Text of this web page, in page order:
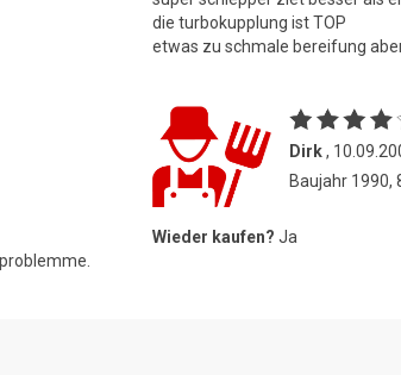
die turbokupplung ist TOP
etwas zu schmale bereifung
Dirk,
Baujahr 1990,
Wieder kaufen? Ja